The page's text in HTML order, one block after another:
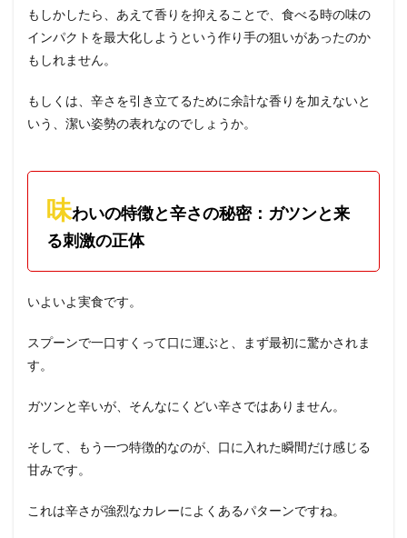
もしかしたら、あえて香りを抑えることで、食べる時の味の
インパクトを最大化しようという作り手の狙いがあったのか
もしれません。
もしくは、辛さを引き立てるために余計な香りを加えないと
いう、潔い姿勢の表れなのでしょうか。
味わいの特徴と辛さの秘密：ガツンと来
る刺激の正体
いよいよ実食です。
スプーンで一口すくって口に運ぶと、まず最初に驚かされま
す。
ガツンと辛いが、そんなにくどい辛さではありません。
そして、もう一つ特徴的なのが、口に入れた瞬間だけ感じる
甘みです。
これは辛さが強烈なカレーによくあるパターンですね。